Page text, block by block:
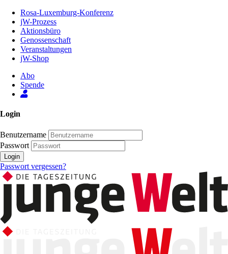
Inhalt
Seite
Rosa-Luxemburg-Konferenz
jW-Prozess
Aktionsbüro
Genossenschaft
Veranstaltungen
jW-Shop
Abo
Spende
Login
Benutzername
Passwort
Login
Passwort vergessen?